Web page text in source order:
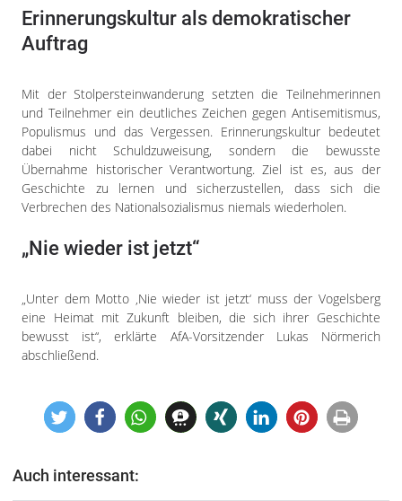
Erinnerungskultur als demokratischer
Auftrag
Mit der Stolpersteinwanderung setzten die Teilnehmerinnen
und Teilnehmer ein deutliches Zeichen gegen Antisemitismus,
Populismus und das Vergessen. Erinnerungskultur bedeutet
dabei nicht Schuldzuweisung, sondern die bewusste
Übernahme historischer Verantwortung. Ziel ist es, aus der
Geschichte zu lernen und sicherzustellen, dass sich die
Verbrechen des Nationalsozialismus niemals wiederholen.
„Nie wieder ist jetzt“
„Unter dem Motto ‚Nie wieder ist jetzt‘ muss der Vogelsberg
eine Heimat mit Zukunft bleiben, die sich ihrer Geschichte
bewusst ist“, erklärte AfA-Vorsitzender Lukas Nörmerich
abschließend.
Auch interessant: